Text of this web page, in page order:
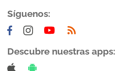
Gracias por
Síguenos:
Descubre nuestras apps: